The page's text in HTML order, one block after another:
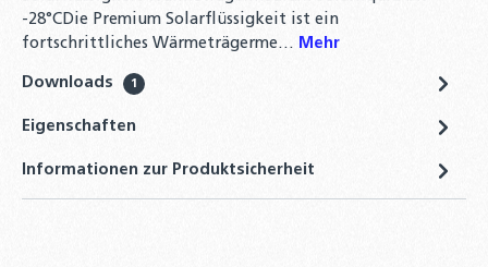
Coracon HE 6 Korrosionsschutz
Konzentrat Heizungsschutz
18,90 €
Solar-Wartungspumpe Einfüllpumpe für
Solarthermie – 230 V, 27 l/h, für Glykol
-28°CDie Premium Solarflüssigkeit ist ein
fortschrittliches Wärmeträgerme… Mehr
Downloads 1
Eigenschaften
Informationen zur Produktsicherheit